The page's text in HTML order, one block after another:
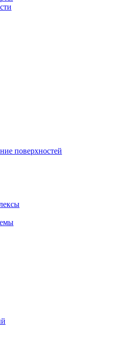
поверхностей